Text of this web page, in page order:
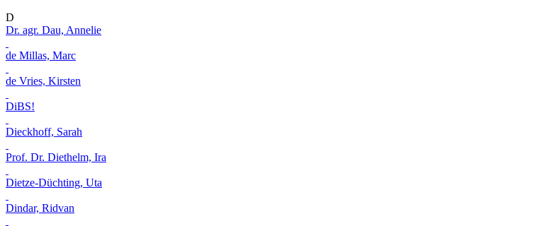
D
Dr. agr. Dau, Annelie
de Millas, Marc
de Vries, Kirsten
DiBS!
Dieckhoff, Sarah
Prof. Dr. Diethelm, Ira
Dietze-Düchting, Uta
Dindar, Ridvan